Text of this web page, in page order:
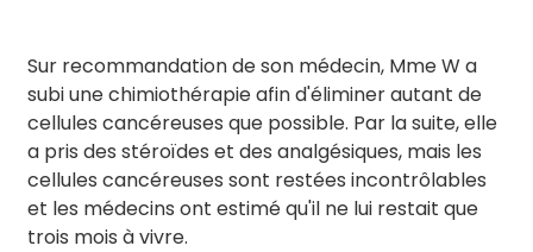
Sur recommandation de son médecin, Mme W a
subi une chimiothérapie afin d'éliminer autant de
cellules cancéreuses que possible. Par la suite, elle
a pris des stéroïdes et des analgésiques, mais les
cellules cancéreuses sont restées incontrôlables
et les médecins ont estimé qu'il ne lui restait que
trois mois à vivre.